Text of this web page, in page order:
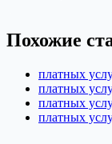
Похожие
платных
платных
платных
платных